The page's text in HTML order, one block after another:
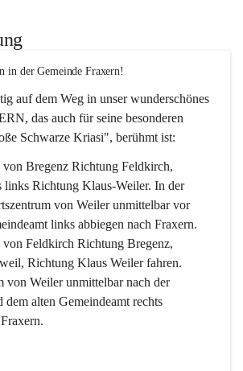
in der Gemeinde Fraxern!
auf dem Weg in unser wunderschönes
das auch für seine besonderen
Schwarze Kriasi", berühmt ist:
Bregenz Richtung Feldkirch,
links Richtung Klaus-Weiler. In der
von Weiler unmittelbar vor
links abbiegen nach Fraxern.
Feldkirch Richtung Bregenz,
Richtung Klaus Weiler fahren.
von Weiler unmittelbar nach der
dem alten Gemeindeamt rechts